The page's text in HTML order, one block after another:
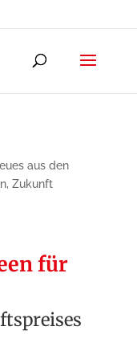
aus den
, Zukunft
für